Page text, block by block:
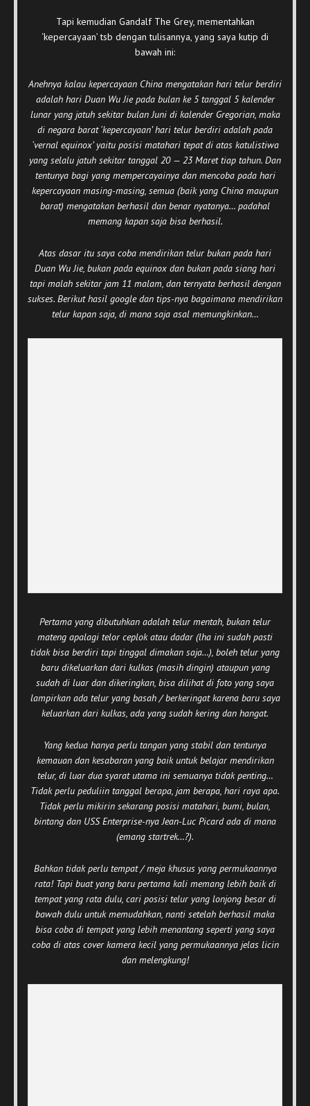
Tapi kemudian Gandalf The Grey, mementahkan
‘kepercayaan’ tsb dengan tulisannya, yang saya kutip di
bawah ini:
Anehnya kalau kepercayaan China mengatakan hari telur berdiri
adalah hari Duan Wu Jie pada bulan ke 5 tanggal 5 kalender
lunar yang jatuh sekitar bulan Juni di kalender Gregorian, maka
di negara barat ‘kepercayaan’ hari telur berdiri adalah pada
‘vernal equinox’ yaitu posisi matahari tepat di atas katulistiwa
yang selalu jatuh sekitar tanggal 20 — 23 Maret tiap tahun. Dan
tentunya bagi yang mempercayainya dan mencoba pada hari
kepercayaan masing-masing, semua (baik yang China maupun
barat) mengatakan berhasil dan benar nyatanya… padahal
memang kapan saja bisa berhasil.
Atas dasar itu saya coba mendirikan telur bukan pada hari
Duan Wu Jie, bukan pada equinox dan bukan pada siang hari
tapi malah sekitar jam 11 malam, dan ternyata berhasil dengan
sukses. Berikut hasil google dan tips-nya bagaimana mendirikan
telur kapan saja, di mana saja asal memungkinkan…
Pertama yang dibutuhkan adalah telur mentah, bukan telur
mateng apalagi telor ceplok atau dadar (lha ini sudah pasti
tidak bisa berdiri tapi tinggal dimakan saja…), boleh telur yang
baru dikeluarkan dari kulkas (masih dingin) ataupun yang
sudah di luar dan dikeringkan, bisa dilihat di foto yang saya
lampirkan ada telur yang basah / berkeringat karena baru saya
keluarkan dari kulkas, ada yang sudah kering dan hangat.
Yang kedua hanya perlu tangan yang stabil dan tentunya
kemauan dan kesabaran yang baik untuk belajar mendirikan
telur, di luar dua syarat utama ini semuanya tidak penting…
Tidak perlu peduliin tanggal berapa, jam berapa, hari raya apa.
Tidak perlu mikirin sekarang posisi matahari, bumi, bulan,
bintang dan USS Enterprise-nya Jean-Luc Picard ada di mana
(emang startrek…?).
Bahkan tidak perlu tempat / meja khusus yang permukaannya
rata! Tapi buat yang baru pertama kali memang lebih baik di
tempat yang rata dulu, cari posisi telur yang lonjong besar di
bawah dulu untuk memudahkan, nanti setelah berhasil maka
bisa coba di tempat yang lebih menantang seperti yang saya
coba di atas cover kamera kecil yang permukaannya jelas licin
dan melengkung!